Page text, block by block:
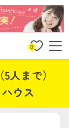
0
人まで）
ウス